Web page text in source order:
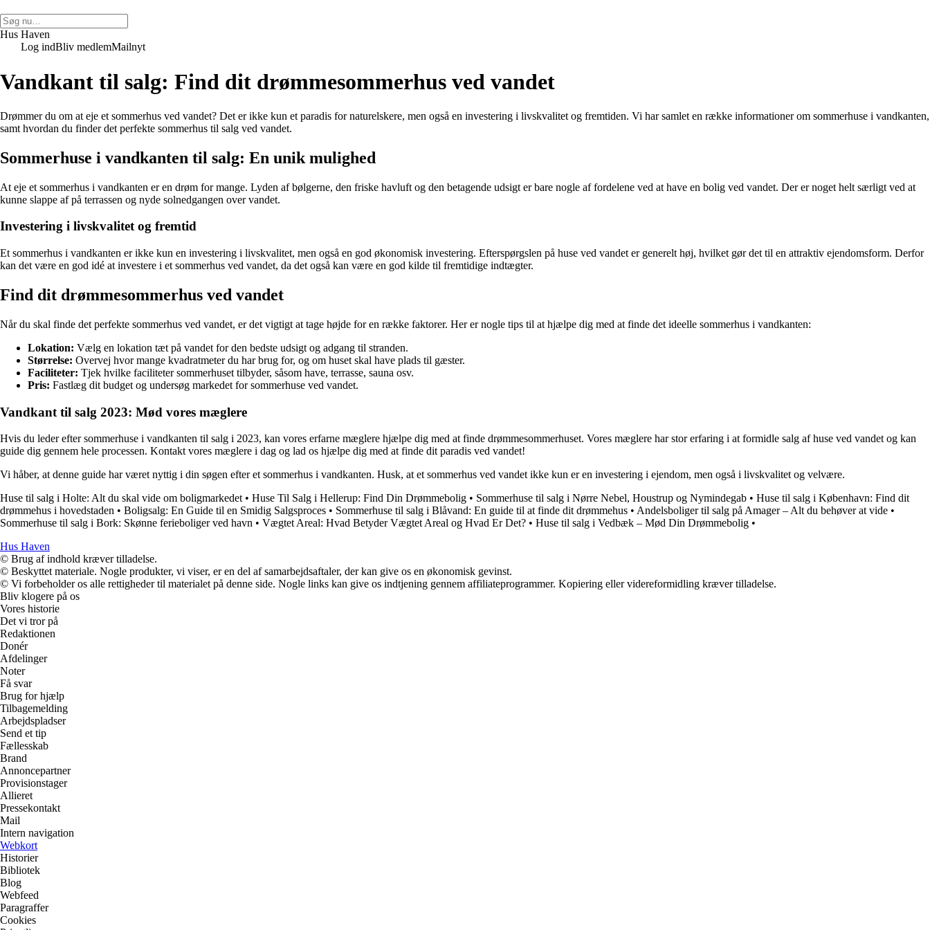
Hus Haven
Log indBliv medlemMailnyt
Vandkant til salg: Find dit drømmesommerhus ved vandet
Drømmer du om at eje et sommerhus ved vandet? Det er ikke kun et paradis for naturelskere, men også en investering i livskvalitet og fremtiden. Vi har samlet en række informationer om sommerhuse i vandkanten,
samt hvordan du finder det perfekte sommerhus til salg ved vandet.
Sommerhuse i vandkanten til salg: En unik mulighed
At eje et sommerhus i vandkanten er en drøm for mange. Lyden af bølgerne, den friske havluft og den betagende udsigt er bare nogle af fordelene ved at have en bolig ved vandet. Der er noget helt særligt ved at
kunne slappe af på terrassen og nyde solnedgangen over vandet.
Investering i livskvalitet og fremtid
Et sommerhus i vandkanten er ikke kun en investering i livskvalitet, men også en god økonomisk investering. Efterspørgslen på huse ved vandet er generelt høj, hvilket gør det til en attraktiv ejendomsform. Derfor
kan det være en god idé at investere i et sommerhus ved vandet, da det også kan være en god kilde til fremtidige indtægter.
Find dit drømmesommerhus ved vandet
Når du skal finde det perfekte sommerhus ved vandet, er det vigtigt at tage højde for en række faktorer. Her er nogle tips til at hjælpe dig med at finde det ideelle sommerhus i vandkanten:
Lokation: Vælg en lokation tæt på vandet for den bedste udsigt og adgang til stranden.
Størrelse: Overvej hvor mange kvadratmeter du har brug for, og om huset skal have plads til gæster.
Faciliteter: Tjek hvilke faciliteter sommerhuset tilbyder, såsom have, terrasse, sauna osv.
Pris: Fastlæg dit budget og undersøg markedet for sommerhuse ved vandet.
Vandkant til salg 2023: Mød vores mæglere
Hvis du leder efter sommerhuse i vandkanten til salg i 2023, kan vores erfarne mæglere hjælpe dig med at finde drømmesommerhuset. Vores mæglere har stor erfaring i at formidle salg af huse ved vandet og kan
guide dig gennem hele processen. Kontakt vores mæglere i dag og lad os hjælpe dig med at finde dit paradis ved vandet!
Vi håber, at denne guide har været nyttig i din søgen efter et sommerhus i vandkanten. Husk, at et sommerhus ved vandet ikke kun er en investering i ejendom, men også i livskvalitet og velvære.
Huse til salg i Holte: Alt du skal vide om boligmarkedet • Huse Til Salg i Hellerup: Find Din Drømmebolig • Sommerhuse til salg i Nørre Nebel, Houstrup og Nymindegab • Huse til salg i København: Find dit
drømmehus i hovedstaden • Boligsalg: En Guide til en Smidig Salgsproces • Sommerhuse til salg i Blåvand: En guide til at finde dit drømmehus • Andelsboliger til salg på Amager – Alt du behøver at vide •
Sommerhuse til salg i Bork: Skønne ferieboliger ved havn • Vægtet Areal: Hvad Betyder Vægtet Areal og Hvad Er Det? • Huse til salg i Vedbæk – Mød Din Drømmebolig •
Hus Haven
© Brug af indhold kræver tilladelse.
© Beskyttet materiale. Nogle produkter, vi viser, er en del af samarbejdsaftaler, der kan give os en økonomisk gevinst.
© Vi forbeholder os alle rettigheder til materialet på denne side. Nogle links kan give os indtjening gennem affiliateprogrammer. Kopiering eller videreformidling kræver tilladelse.
Bliv klogere på os
Vores historie
Det vi tror på
Redaktionen
Donér
Afdelinger
Noter
Få svar
Brug for hjælp
Tilbagemelding
Arbejdspladser
Send et tip
Fællesskab
Brand
Annoncepartner
Provisionstager
Allieret
Pressekontakt
Mail
Intern navigation
Webkort
Historier
Bibliotek
Blog
Webfeed
Paragraffer
Cookies